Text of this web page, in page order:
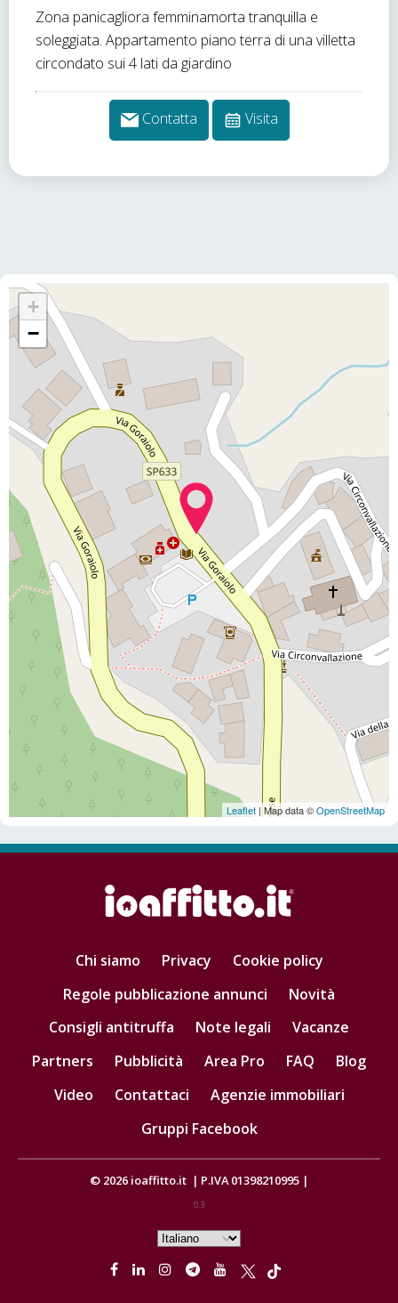
Zona panicagliora femminamorta tranquilla e
soleggiata. Appartamento piano terra di una villetta
circondato sui 4 lati da giardino
Contatta Visita
+
−
Leaflet | Map data ©OpenStreetMap
Chi siamo Privacy
Cookie policy
Regole pubblicazione annunci
Novità
Consigli antitruffa
Note legali
Vacanze
Partners
Pubblicità Area Pro FAQ
Blog
Video
Contattaci
Agenzie immobiliari
Gruppi Facebook
© 2026 ioaffitto.it | P.IVA 01398210995 |
0.3